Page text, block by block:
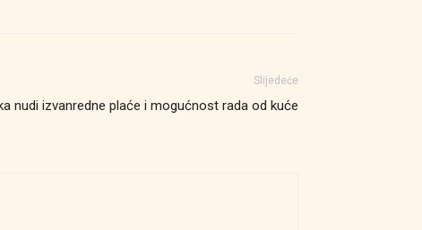
Slijedeće
nudi izvanredne plaće i mogućnost rada od kuće